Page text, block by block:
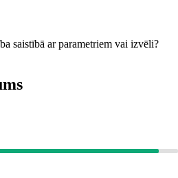
saistībā ar parametriem vai izvēli?